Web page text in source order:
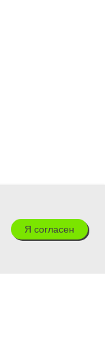
Я согласен